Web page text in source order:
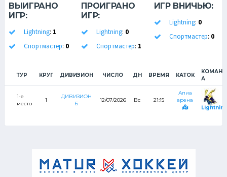
ВЫИГРАНО
ИГР:
Lightning: 1
Спортмастер: 0
ПРОИГРАНО
ИГР:
Lightning: 0
Спортмастер: 1
ИГР ВНИЧЬЮ:
Lightning: 0
Спортмастер: 0
ТУР КРУГ ДИВИЗИОН ЧИСЛО ДН ВРЕМЯ КАТОК
А
1-е
место
1
ДИВИЗИОН
Б
12/07/2026 Вс 21:15
Апиа
арена